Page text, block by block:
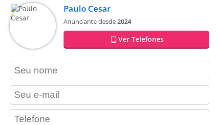
Paulo Cesar
Anunciante desde2024
Ver Telefones
contact_name
contact_email
contact_phone